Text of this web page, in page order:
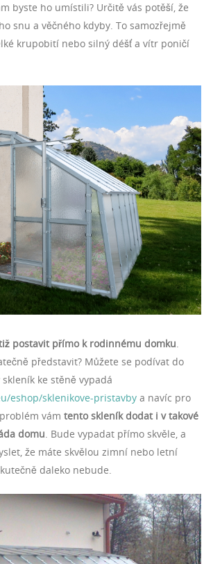
byste ho umístili? Určitě vás potěší, že
snu a věčného kdyby. To samozřejmě
krupobití nebo silný déšť a vítr poničí
postavit přímo k rodinnému domku.
představit? Můžete se podívat do
ke stěně vypadá
eshop/sklenikove-pristavby a navíc pro
vám tento skleník dodat i v takové
domu. Bude vypadat přímo skvěle, a
že máte skvělou zimní nebo letní
daleko nebude.